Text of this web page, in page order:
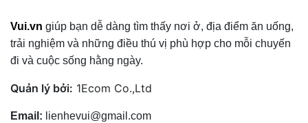
Vui.vn giúp bạn dễ dàng tìm thấy nơi ở, địa điểm ăn uống,
trải nghiệm và những điều thú vị phù hợp cho mỗi chuyến
đi và cuộc sống hằng ngày.
Quản lý bởi: 1Ecom Co.,Ltd
Email: lienhevui@gmail.com